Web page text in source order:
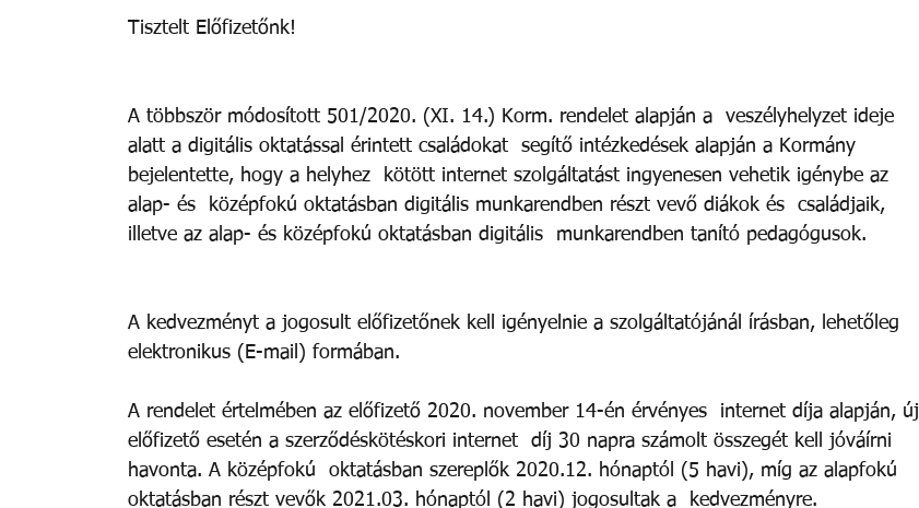
Tisztelt Előfizetőnk!
A többször módosított 501/2020. (XI. 14.) Korm. rendelet alapján a  veszélyhelyzet ideje
alatt a digitális oktatással érintett családokat  segítő intézkedések alapján a Kormány
bejelentette, hogy a helyhez  kötött internet szolgáltatást ingyenesen vehetik igénybe az
alap- és  középfokú oktatásban digitális munkarendben részt vevő diákok és  családjaik,
illetve az alap- és középfokú oktatásban digitális  munkarendben tanító pedagógusok.
A kedvezményt a jogosult előfizetőnek kell igényelnie a szolgáltatójánál írásban, lehetőleg
elektronikus (E-mail) formában.
A rendelet értelmében az előfizető 2020. november 14-én érvényes  internet díja alapján, új
előfizető esetén a szerződéskötéskori internet  díj 30 napra számolt összegét kell jóváírni
havonta. A középfokú  oktatásban szereplők 2020.12. hónaptól (5 havi), míg az alapfokú
oktatásban részt vevők 2021.03. hónaptól (2 havi) jogosultak a  kedvezményre.